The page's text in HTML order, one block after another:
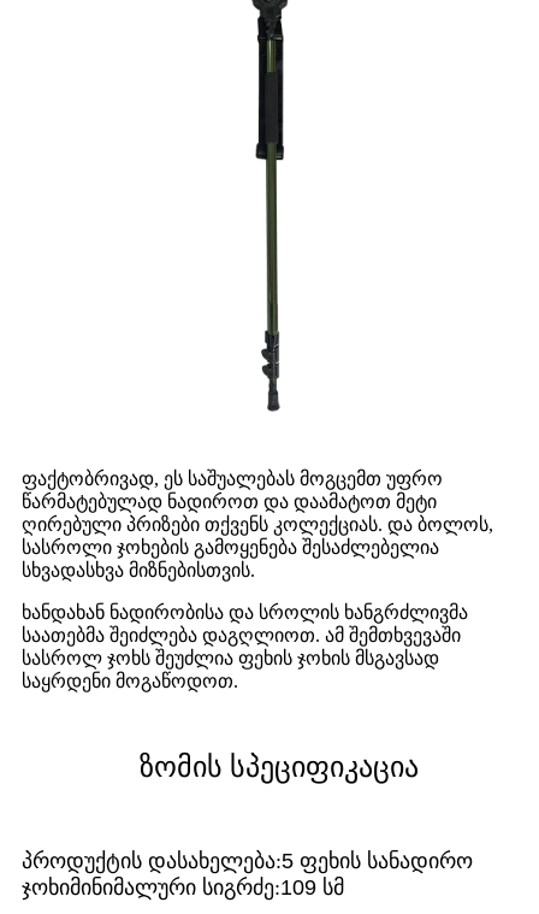
ფაქტობრივად, ეს საშუალებას მოგცემთ უფრო
წარმატებულად ნადიროთ და დაამატოთ მეტი
ღირებული პრიზები თქვენს კოლექციას. და ბოლოს,
სასროლი ჯოხების გამოყენება შესაძლებელია
სხვადასხვა მიზნებისთვის.
ხანდახან ნადირობისა და სროლის ხანგრძლივმა
საათებმა შეიძლება დაგღლიოთ. ამ შემთხვევაში
სასროლ ჯოხს შეუძლია ფეხის ჯოხის მსგავსად
საყრდენი მოგაწოდოთ.
ზომის სპეციფიკაცია
პროდუქტის დასახელება:5 ფეხის სანადირო
ჯოხიმინიმალური სიგრძე:109 სმ